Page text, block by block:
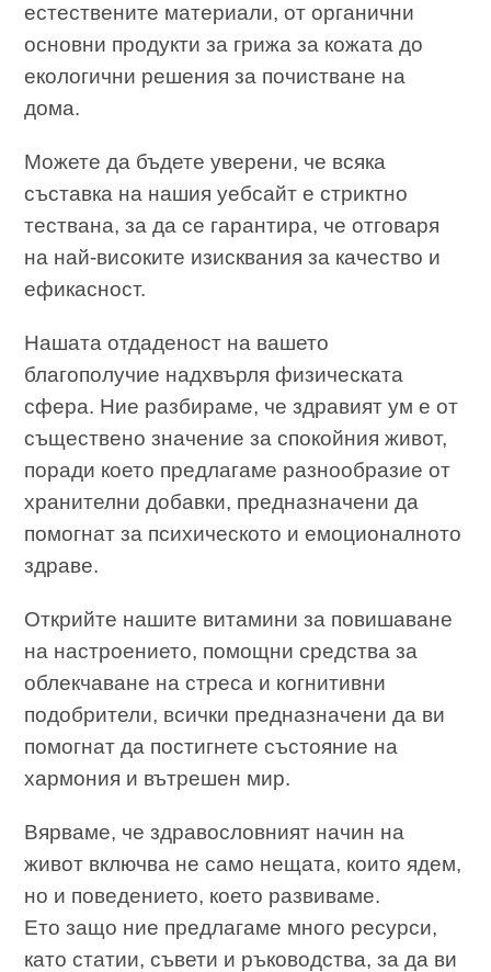
естествените материали, от органични
основни продукти за грижа за кожата до
екологични решения за почистване на
дома.
Можете да бъдете уверени, че всяка
съставка на нашия уебсайт е стриктно
тествана, за да се гарантира, че отговаря
на най-високите изисквания за качество и
ефикасност.
Нашата отдаденост на вашето
благополучие надхвърля физическата
сфера. Ние разбираме, че здравият ум е от
съществено значение за спокойния живот,
поради което предлагаме разнообразие от
хранителни добавки, предназначени да
помогнат за психическото и емоционалното
здраве.
Открийте нашите витамини за повишаване
на настроението, помощни средства за
облекчаване на стреса и когнитивни
подобрители, всички предназначени да ви
помогнат да постигнете състояние на
хармония и вътрешен мир.
Вярваме, че здравословният начин на
живот включва не само нещата, които ядем,
но и поведението, което развиваме.
Ето защо ние предлагаме много ресурси,
като статии, съвети и ръководства, за да ви